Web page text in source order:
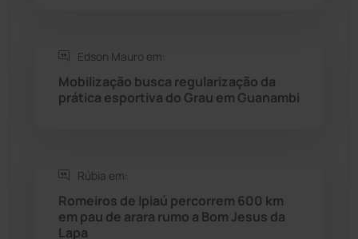
Saúde
Seabra (50)
Sítio do Mato
Edson Mauro em:
Mobilização busca regularização da
prática esportiva do Grau em Guanambi
Rúbia em:
Romeiros de Ipiaú percorrem 600 km
em pau de arara rumo a Bom Jesus da
Lapa